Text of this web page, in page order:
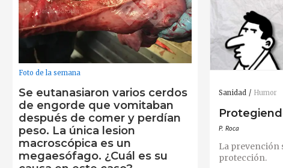
Foto de la semana
Se eutanasiaron varios cerdos
de engorde que vomitaban
después de comer y perdían
peso. La única lesion
macroscópica es un
megaesófago. ¿Cuál es su
Sanidad Humor
P. Roca
La prevención
protección.